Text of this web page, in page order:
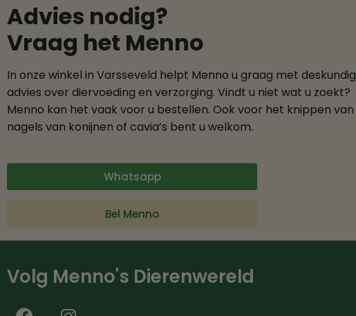
Advies nodig?
Vraag het Menno
In onze winkel in Varsseveld helpt Menno u graag met deskundig
advies over diervoeding en verzorging. Vindt u niet wat u zoekt?
Menno kan het vaak voor u bestellen. Ook voor het knippen van
nagels van konijnen of cavia’s bent u welkom.
Whatsapp
Bel Menno
Volg Menno's Dierenwereld